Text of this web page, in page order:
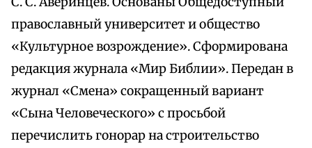
православный университет и общество
«Культурное возрождение». Сформирована
редакция журнала «Мир Библии». Передан в
журнал «Смена» сокращенный вариант
«Сына Человеческого» с просьбой
перечислить гонорар на строительство